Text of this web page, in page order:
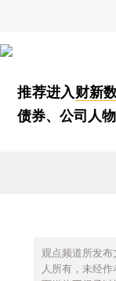
推荐进入财新
债券、公司人
观点频道所发
人所有，未经